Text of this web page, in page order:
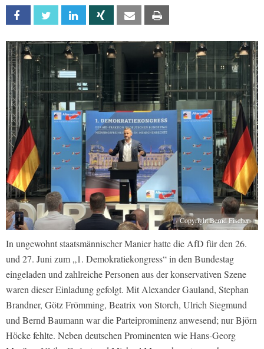
Facebook Twitter Linkedin Xing Email
Copyright Bernd Fischer
In ungewohnt staatsmännischer Manier hatte die AfD für den 26.
und 27. Juni zum „1. Demokratiekongress“ in den Bundestag
eingeladen und zahlreiche Personen aus der konservativen Szene
waren dieser Einladung gefolgt. Mit Alexander Gauland, Stephan
Brandner, Götz Frömming, Beatrix von Storch, Ulrich Siegmund
und Bernd Baumann war die Parteiprominenz anwesend; nur Björn
Höcke fehlte. Neben deutschen Prominenten wie Hans-Georg